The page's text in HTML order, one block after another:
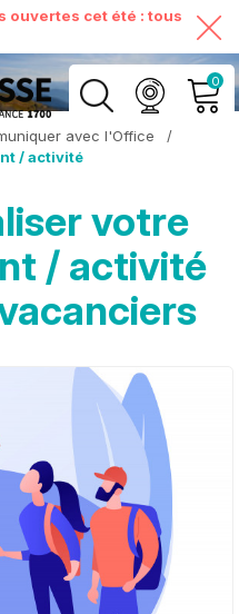
ouvertes cet été : tous
0
MON COMPTE
VOIR MON PANIER
avec l'Office
/
/ activité
votre
/ activité